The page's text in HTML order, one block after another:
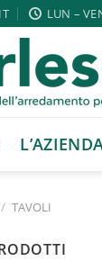
LUN –
/ TAVOLI